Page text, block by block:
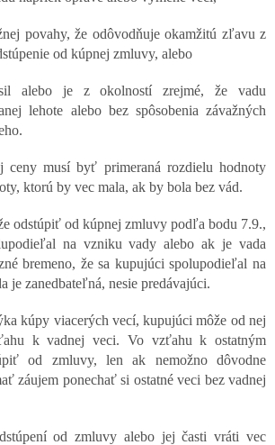
povahy, že odôvodňuje okamžitú zľavu z
od kúpnej zmluvy, alebo
alebo je z okolností zrejmé, že vadu
lehote alebo bez spôsobenia závažných
ceny musí byť primeraná rozdielu hodnoty
ktorú by vec mala, ak by bola bez vád.
odstúpiť od kúpnej zmluvy podľa bodu 7.9.,
na vzniku vady alebo ak je vada
bremeno, že sa kupujúci spolupodieľal na
je zanedbateľná, nesie predávajúci.
kúpy viacerých vecí, kupujúci môže od nej
k vadnej veci. Vo vzťahu k ostatným
od zmluvy, len ak nemožno dôvodne
záujem ponechať si ostatné veci bez vadnej
od zmluvy alebo jej časti vráti vec